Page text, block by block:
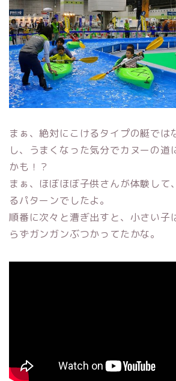
まぁ、絶対にこけるタイプの艇では
し、うまくなった気分でカヌーの道
かも！？
まぁ、ほぼほぼ子供さんが体験して
るパターンでしたよ。
順番に次々と漕ぎ出すと、小さい子
らずガンガンぶつかってたかな。